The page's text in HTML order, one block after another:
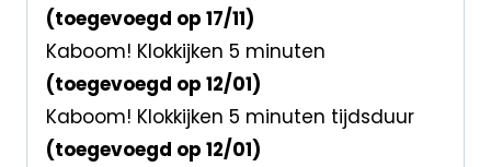
(toegevoegd op 17/11)
Kaboom! Klokkijken 5 minuten
(toegevoegd op 12/01)
Kaboom! Klokkijken 5 minuten tijdsduur
(toegevoegd op 12/01)